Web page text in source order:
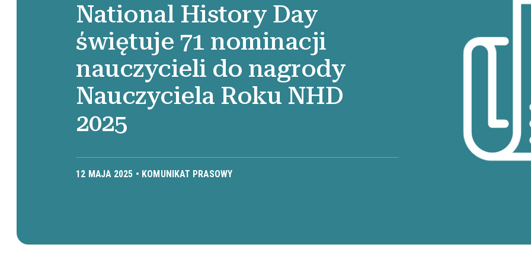
National History Day
świętuje 71 nominacji
nauczycieli do nagrody
Nauczyciela Roku NHD
2025
12 MAJA 2025 • KOMUNIKAT PRASOWY